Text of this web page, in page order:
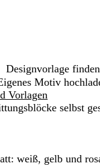
Designvorlage finden
Motiv
Vorlagen
selbst
weiß, gelb und